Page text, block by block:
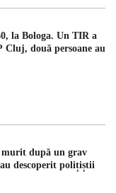
la Bologa. Un TIR a
două persoane au
murit după un grav
descoperit polițiștii